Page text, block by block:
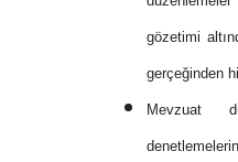
gözetimi
gerçeğinden
Mevzuat